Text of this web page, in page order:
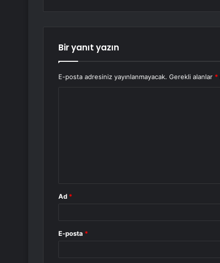
Bir yanıt yazın
E-posta adresiniz yayınlanmayacak. Gerekli alanlar *
Ad *
E-posta *